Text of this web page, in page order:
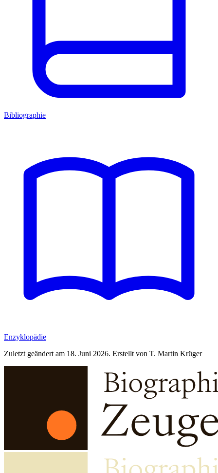
Bibliographie
Enzyklopädie
Zuletzt geändert am 18. Juni 2026. Erstellt von T. Martin Krüger